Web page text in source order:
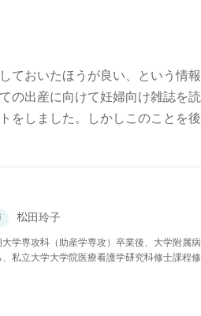
ておいたほうが良い、という情
の出産に向けて妊婦向け雑誌を
をしました。しかしこのことを
松田玲子
大学専攻科（助産学専攻）卒業後、大学附属
、私立大学大学院医療看護学研究科修士課程